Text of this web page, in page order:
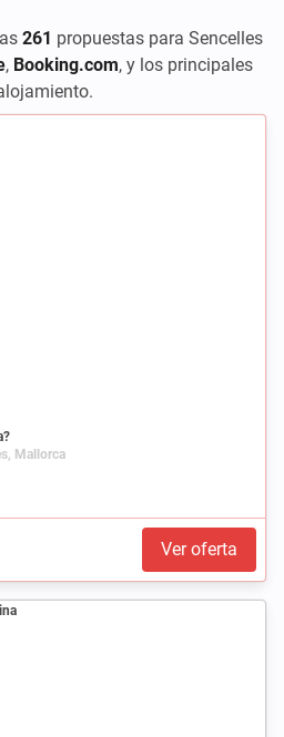
261 propuestas para Sencelles
, Booking.com, y los principales
Mallorca
Ver oferta